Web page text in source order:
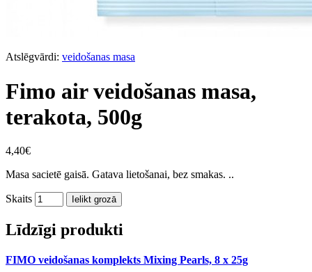
Atslēgvārdi: veidošanas masa
Fimo air veidošanas masa,
terakota, 500g
4,40€
Masa sacietē gaisā. Gatava lietošanai, bez smakas. ..
Skaits Ielikt grozā
Līdzīgi produkti
FIMO veidošanas komplekts Mixing Pearls, 8 x 25g